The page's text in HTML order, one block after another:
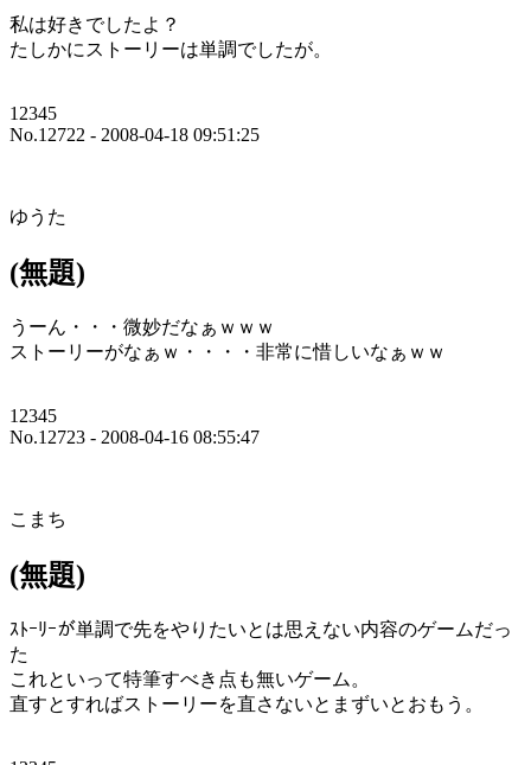
私は好きでしたよ？
たしかにストーリーは単調でしたが。
12345
No.12722 - 2008-04-18 09:51:25
ゆうた
(無題)
うーん・・・微妙だなぁｗｗｗ
ストーリーがなぁｗ・・・・非常に惜しいなぁｗｗ
12345
No.12723 - 2008-04-16 08:55:47
こまち
(無題)
ｽﾄｰﾘｰが単調で先をやりたいとは思えない内容のゲームだっ
た
これといって特筆すべき点も無いゲーム。
直すとすればストーリーを直さないとまずいとおもう。